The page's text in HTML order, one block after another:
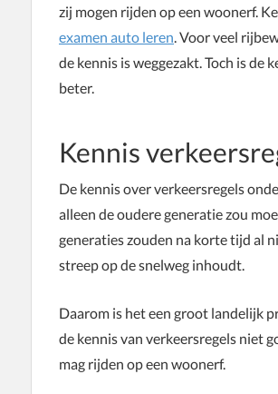
zij mogen rijden op een woonerf.
examen auto leren. Voor veel
de kennis is weggezakt. Toch is
beter.
Kennis
De kennis over verkeersregels
alleen de oudere generatie zou
generaties zouden na korte tijd al
streep op de snelweg inhoudt.
Daarom is het een groot landelijk
de kennis van verkeersregels niet
mag rijden op een woonerf.